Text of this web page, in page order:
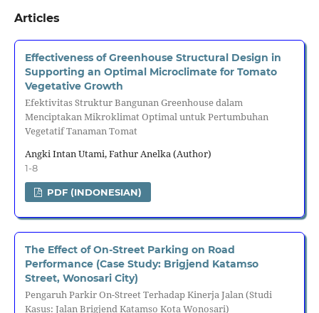
Articles
Effectiveness of Greenhouse Structural Design in
Supporting an Optimal Microclimate for Tomato
Vegetative Growth
Efektivitas Struktur Bangunan Greenhouse dalam
Menciptakan Mikroklimat Optimal untuk Pertumbuhan
Vegetatif Tanaman Tomat
Angki Intan Utami, Fathur Anelka (Author)
1-8
PDF (INDONESIAN)
The Effect of On-Street Parking on Road
Performance (Case Study: Brigjend Katamso
Street, Wonosari City)
Pengaruh Parkir On-Street Terhadap Kinerja Jalan (Studi
Kasus: Jalan Brigjend Katamso Kota Wonosari)